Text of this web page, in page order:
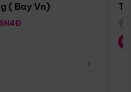
( Bay Vn)
5N4Đ